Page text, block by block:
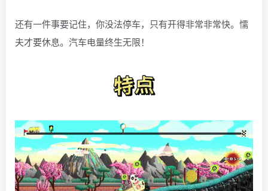
还有一件事要记住，你没法停车，只有开得非常非常快。懦
夫才要休息。汽车电量终生无限！